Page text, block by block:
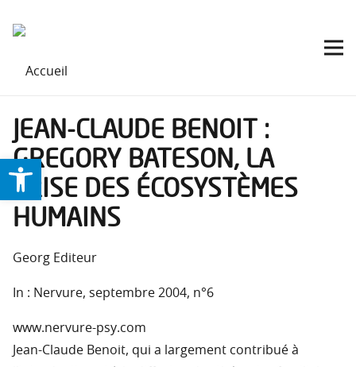
JEAN-CLAUDE BENOIT :
GREGORY BATESON, LA
CRISE DES ÉCOSYSTÈMES
HUMAINS
Georg Editeur
In : Nervure, septembre 2004, n°6
www.nervure-psy.com
Jean-Claude Benoit, qui a largement contribué à
Ouvrir la barre d’outils